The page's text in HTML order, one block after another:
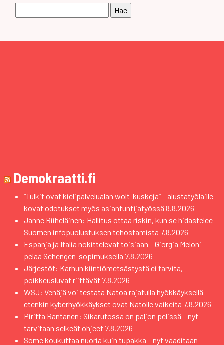
Demokraatti.fi
“Tulkit ovat kielipalvelualan wolt-kuskeja” – alustatyölaille
kovat odotukset myös asiantuntijatyössä 8.8.2026
Janne Riiheläinen: Hallitus ottaa riskin, kun se hidastelee
Suomen infopuolustuksen tehostamista 7.8.2026
Espanja ja Italia nokittelevat toisiaan – Giorgia Meloni
pelaa Schengen-sopimuksella 7.8.2026
Järjestöt: Karhun kiintiömetsästystä ei tarvita,
poikkeusluvat riittävät 7.8.2026
WSJ: Venäjä voi testata Natoa rajatulla hyökkäyksellä –
etenkin kyberhyökkäykset ovat Natolle vaikeita 7.8.2026
Piritta Rantanen: Sikarutossa on paljon pelissä – nyt
tarvitaan selkeät ohjeet 7.8.2026
Some koukuttaa nuoria kuin tupakka – nyt vaaditaan